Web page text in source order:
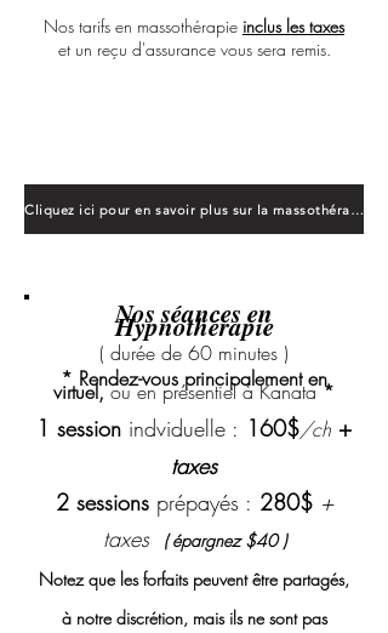
Nos tarifs en massothérapie inclus les taxes
et un reçu d'assurance vous sera remis.
Cliquez ici pour en savoir plus sur la massothérapie
Nos séances en
Hypnothérapie
( durée de 60 minutes )
* Rendez-vous principalement en
virtuel,ou en présentiel à Kanata*
1 session indviduelle : 160$/ch +
taxes
2 sessions prépayés : 280$ +
taxes
( épargnez $40 )
Notez que les forfaits peuvent être partagés,
à notre discrétion, mais ils ne sont pas